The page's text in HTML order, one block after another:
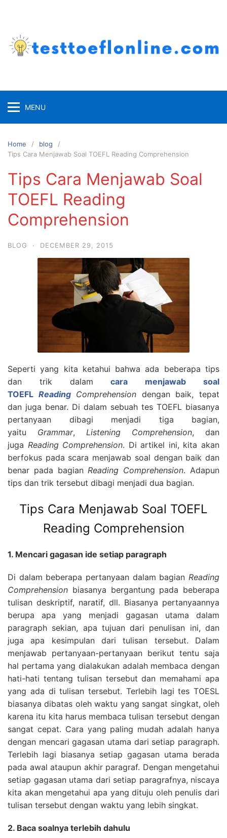
MENU
Home
blog
Tips Cara Menjawab Soal TOEFL Reading Comprehension
Tips Cara Menjawab Soal
TOEFL Reading
Comprehension
BLOG · DECEMBER 29, 2015
Seperti yang kita ketahui bahwa ada beberapa tips
dan trik dalamcara menjawab soal
TOEFL ReadingComprehension dengan baik, tepat
dan juga benar. Di dalam sebuah tes TOEFL biasanya
pertanyaan dibagi menjadi tiga bagian,
yaitu Grammar, Listening Comprehension, dan
juga Reading Comprehension. Di artikel ini, kita akan
berfokus pada scara menjawab soal dengan baik dan
benar pada bagianReading Comprehension. Adapun
tips dan trik tersebut dibagi menjadi dua bagian.
Tips Cara Menjawab Soal TOEFL
Reading Comprehension
1. Mencari gagasan ide setiap paragraph
Di dalam beberapa pertanyaan dalam bagian Reading
Comprehension biasanya bergantung pada beberapa
tulisan deskriptif, naratif, dll. Biasanya pertanyaannya
berupa apa yang menjadi gagasan utama dalam
paragraph sekian, apa tujuan dari penulisan ini, dan
juga apa kesimpulan dari tulisan tersebut. Dalam
menjawab pertanyaan-pertanyaan berikut tentu saja
hal pertama yang dialakukan adalah membaca dengan
hati-hati tentang tulisan tersebut dan memahami apa
yang ada di tulisan tersebut. Terlebih lagi tes TOESL
biasanya dibatas oleh waktu yang sangat singkat, oleh
karena itu kita harus membaca tulisan tersebut dengan
sangat cepat. Cara yang paling mudah adalah hanya
dengan mencari gagasan utama dari setiap paragraph.
Terlebih lagi biasanya setiap gagasan utama berada
pada awal ataupun akhir paragraf. Dengan mengetahui
setiap gagasan utama dari setiap paragrafnya, niscaya
kita akan mengetahui apa yang dituju oleh penulis dari
tulisan tersebut dengan waktu yang lebih singkat.
2. Baca soalnya terlebih dahulu